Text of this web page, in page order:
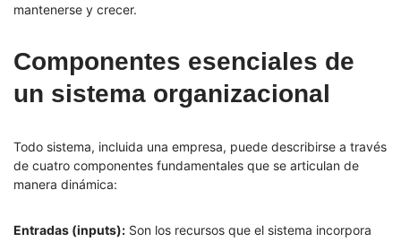
mantenerse y crecer.
Componentes esenciales de
un sistema organizacional
Todo sistema, incluida una empresa, puede describirse a través
de cuatro componentes fundamentales que se articulan de
manera dinámica:
Entradas (inputs): Son los recursos que el sistema incorpora